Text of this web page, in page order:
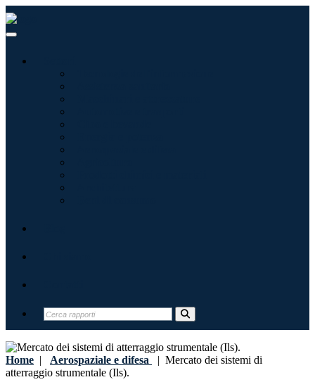
Home | Aerospaziale e difesa | Mercato dei sistemi di
atterraggio strumentale (Ils).